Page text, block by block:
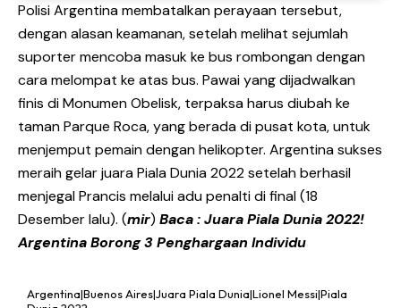
Polisi Argentina membatalkan perayaan tersebut,
dengan alasan keamanan, setelah melihat sejumlah
suporter mencoba masuk ke bus rombongan dengan
cara melompat ke atas bus. Pawai yang dijadwalkan
finis di Monumen Obelisk, terpaksa harus diubah ke
taman Parque Roca, yang berada di pusat kota, untuk
menjemput pemain dengan helikopter. Argentina sukses
meraih gelar juara Piala Dunia 2022 setelah berhasil
menjegal Prancis melalui adu penalti di final (18
Desember lalu). (mir) Baca :Juara Piala Dunia 2022!
Argentina Borong 3 Penghargaan Individu
Argentina|Buenos Aires|Juara Piala Dunia|Lionel Messi|Piala